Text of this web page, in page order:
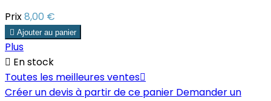
Prix8,00 €
 Ajouter au panier
Plus
 En stock
Toutes les meilleures ventes
Créer un devis à partir de ce panier Demander un